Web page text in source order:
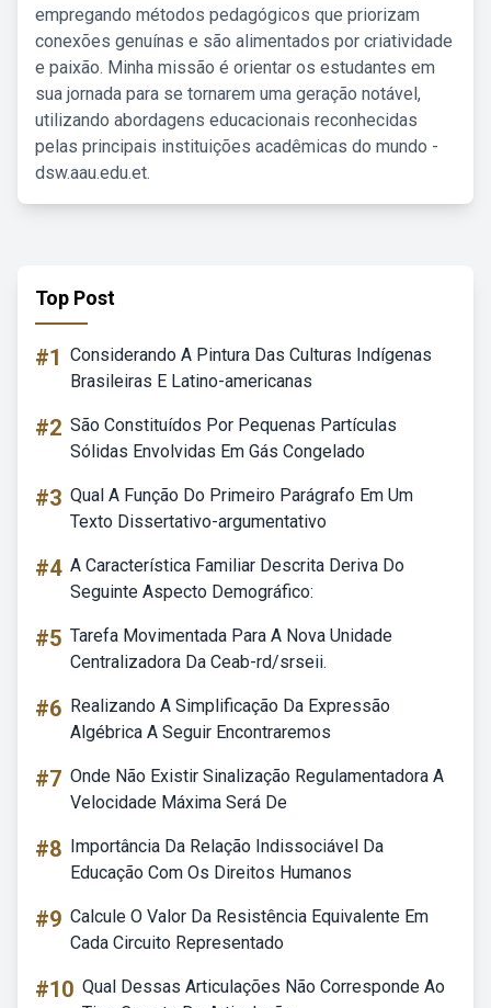
empregando métodos pedagógicos que priorizam
conexões genuínas e são alimentados por criatividade
e paixão. Minha missão é orientar os estudantes em
sua jornada para se tornarem uma geração notável,
utilizando abordagens educacionais reconhecidas
pelas principais instituições acadêmicas do mundo -
dsw.aau.edu.et.
Top Post
#1 Considerando A Pintura Das Culturas Indígenas
Brasileiras E Latino-americanas
#2 São Constituídos Por Pequenas Partículas
Sólidas Envolvidas Em Gás Congelado
#3 Qual A Função Do Primeiro Parágrafo Em Um
Texto Dissertativo-argumentativo
#4 A Característica Familiar Descrita Deriva Do
Seguinte Aspecto Demográfico:
#5 Tarefa Movimentada Para A Nova Unidade
Centralizadora Da Ceab-rd/srseii.
#6 Realizando A Simplificação Da Expressão
Algébrica A Seguir Encontraremos
#7 Onde Não Existir Sinalização Regulamentadora A
Velocidade Máxima Será De
#8 Importância Da Relação Indissociável Da
Educação Com Os Direitos Humanos
#9 Calcule O Valor Da Resistência Equivalente Em
Cada Circuito Representado
#10 Qual Dessas Articulações Não Corresponde Ao